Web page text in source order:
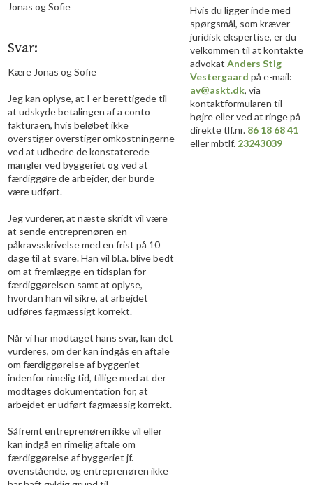
Jonas og Sofie ​
Svar:
Kære Jonas og Sofie
Jeg kan oplyse, at I er berettigede til
at udskyde betalingen af a conto
fakturaen, hvis beløbet ikke
overstiger overstiger omkostningerne
ved at udbedre de konstaterede
mangler ved byggeriet og ved at
færdiggøre de arbejder, der burde
være udført.
Jeg vurderer, at næste skridt vil være
at sende entreprenøren en
påkravsskrivelse med en frist på 10
dage til at svare. Han vil bl.a. blive bedt
om at fremlægge en tidsplan for
færdiggørelsen samt at oplyse,
hvordan han vil sikre, at arbejdet
udføres fagmæssigt korrekt.
Når vi har modtaget hans svar, kan det
vurderes, om der kan indgås en aftale
om færdiggørelse af byggeriet
indenfor rimelig tid, tillige med at der
modtages dokumentation for, at
arbejdet er udført fagmæssig korrekt.
Såfremt entreprenøren ikke vil eller
kan indgå en rimelig aftale om
færdiggørelse af byggeriet jf.
ovenstående, og entreprenøren ikke
Hvis du ligger inde med
spørgsmål, som kræver
juridisk ekspertise, er du
velkommen til at kontakte
advokatAnders Stig
Vestergaard på e-mail:
av@askt.dk, via
kontaktformularen til
højre eller ved at ringe på
direkte tlf.nr. 86 18 68 41
eller mbtlf. 23243039